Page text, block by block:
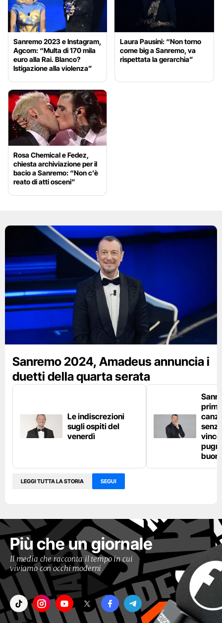
Sanremo 2023 e Instagram,
Agcom: “Multa di 170 mila
euro alla Rai. Blanco?
Istigazione alla violenza”
Laura Pausini: “Non torno
come big a Sanremo, va
rispettata la gerarchia”
Rosa Chemical e Fedez,
chiesta archiviazione per il
bacio a Sanremo: “Non c’è
reato di atti osceni”
Sanremo 2024, Amadeus annuncia i
duetti della quarta serata
Le indiscrezioni
sugli ospiti del
venerdì
LEGGI TUTTA LA STORIA SEGUI
Più che un giornale
Il media che racconta il tempo in cui
viviamo con occhi moderni